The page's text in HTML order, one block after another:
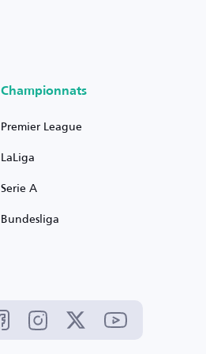
Championnats
Premier League
LaLiga
Serie A
Bundesliga